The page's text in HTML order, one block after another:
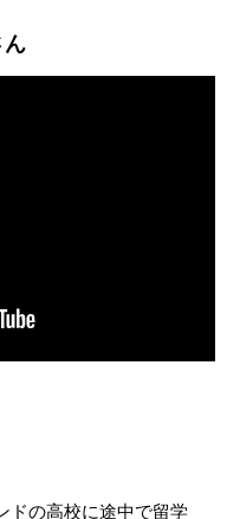
ん
ドの高校に途中で留学